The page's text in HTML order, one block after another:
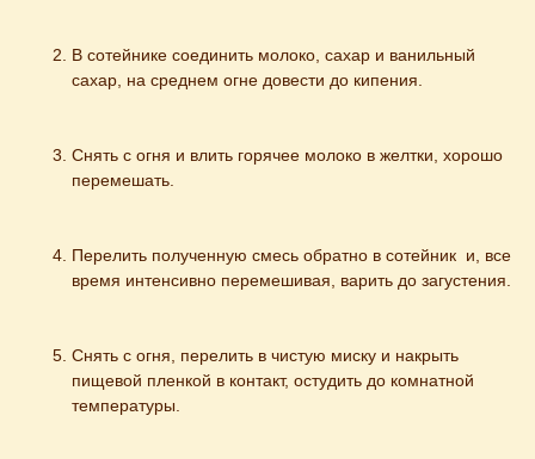
В сотейнике соединить молоко, сахар и ванильный
сахар, на среднем огне довести до кипения.
Снять с огня и влить горячее молоко в желтки, хорошо
перемешать.
Перелить полученную смесь обратно в сотейник  и, все
время интенсивно перемешивая, варить до загустения.
Снять с огня, перелить в чистую миску и накрыть
пищевой пленкой в контакт, остудить до комнатной
температуры.